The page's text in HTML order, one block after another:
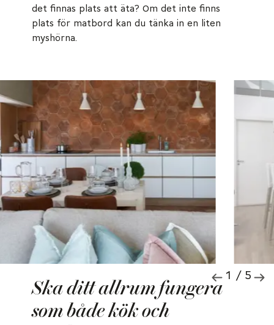
det finnas plats att äta? Om det inte finns
plats för matbord kan du tänka in en liten
myshörna.
1 / 5
Ska ditt allrum fungera
som både kök och